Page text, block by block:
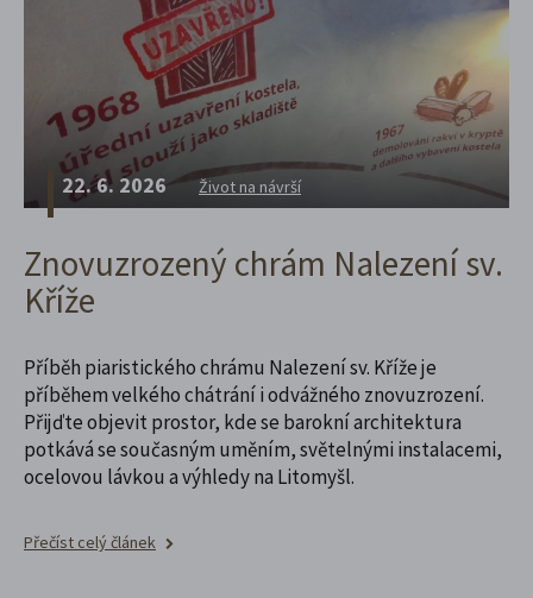
22. 6. 2026 Život na návrší
Znovuzrozený chrám Nalezení sv.
Kříže
Příběh piaristického chrámu Nalezení sv. Kříže je
příběhem velkého chátrání i odvážného znovuzrození.
Přijďte objevit prostor, kde se barokní architektura
potkává se současným uměním, světelnými instalacemi,
ocelovou lávkou a výhledy na Litomyšl.
Přečíst celý článek